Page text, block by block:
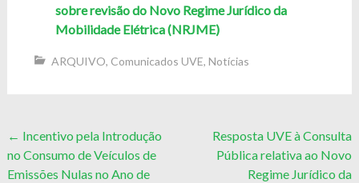
sobre revisão do Novo Regime Jurídico da
Mobilidade Elétrica (NRJME)
ARQUIVO, Comunicados UVE, Notícias
Post
navigation
← Incentivo pela Introdução
no Consumo de Veículos de
Emissões Nulas no Ano de
Resposta UVE à Consulta
Pública relativa ao Novo
Regime Jurídico da